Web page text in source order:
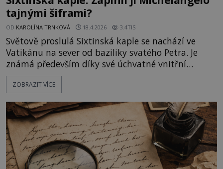
tajnými šiframi?
OD KAROLÍNA TRNKOVÁ 18.4.2026 3.4TIS
Světově proslulá Sixtinská kaple se nachází ve
Vatikánu na sever od baziliky svatého Petra. Je
známá především díky své úchvatné vnitřní
výzdobě a také tím, že se v níkoná volba papeže.
Renesanční génius Michelangelo se do její historie
strop a výjev Posledního soudu na oltářní stěně.
Podle
ZOBRAZIT VÍCE